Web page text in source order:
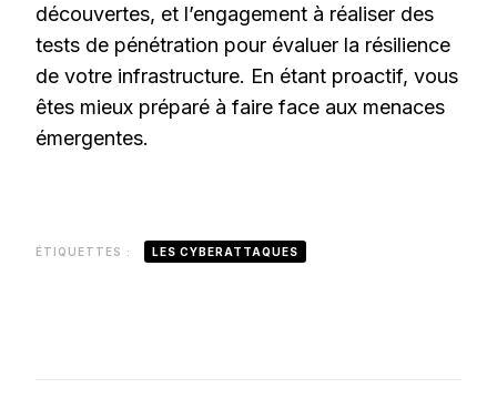
découvertes, et l’engagement à réaliser des
tests de pénétration pour évaluer la résilience
de votre infrastructure. En étant proactif, vous
êtes mieux préparé à faire face aux menaces
émergentes.
ÉTIQUETTES : LES CYBERATTAQUES